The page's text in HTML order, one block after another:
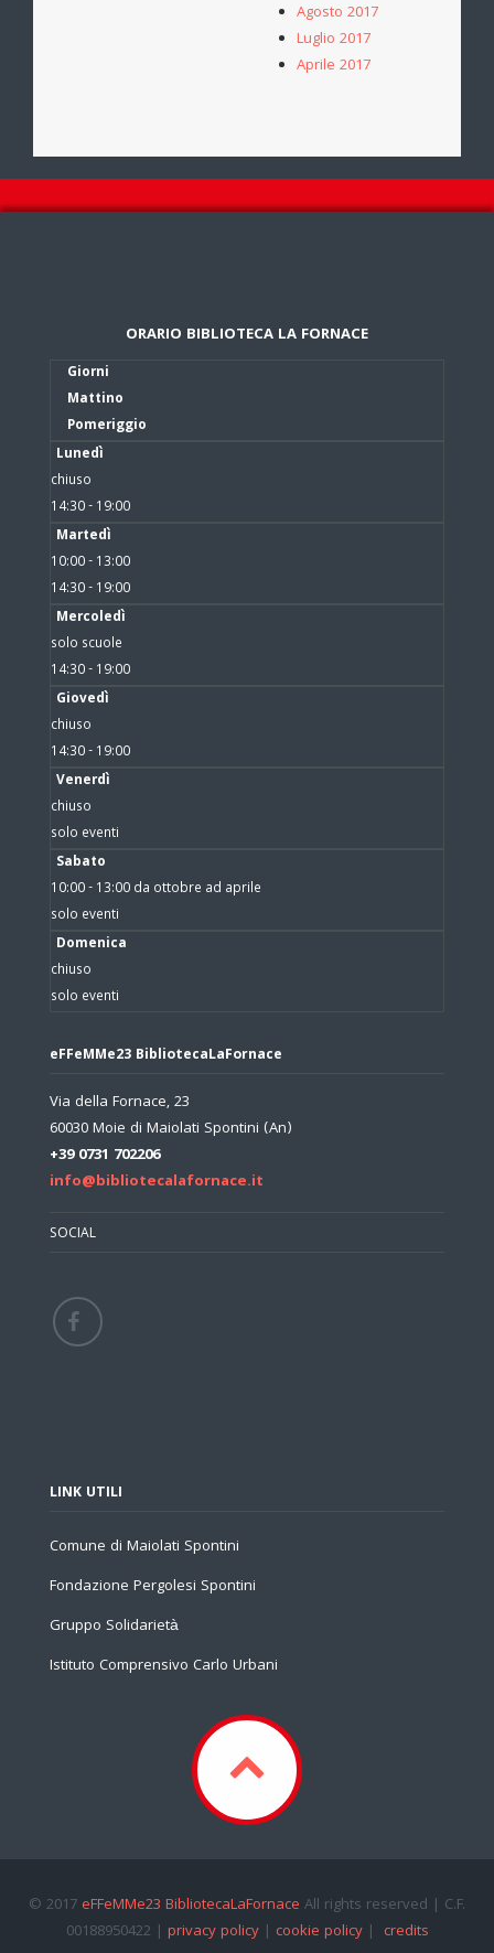
Agosto 2017
Luglio 2017
Aprile 2017
ORARIO BIBLIOTECA LA FORNACE
Giorni
Mattino
Pomeriggio
Lunedì
chiuso
14:30 - 19:00
Martedì
10:00 - 13:00
14:30 - 19:00
Mercoledì
solo scuole
14:30 - 19:00
Giovedì
chiuso
14:30 - 19:00
Venerdì
chiuso
solo eventi
Sabato
10:00 - 13:00 da ottobre ad aprile
solo eventi
Domenica
chiuso
solo eventi
eFFeMMe23 BibliotecaLaFornace
Via della Fornace, 23
60030 Moie di Maiolati Spontini (An)
+39 0731 702206
info@bibliotecalafornace.it
SOCIAL
LINK UTILI
Comune di Maiolati Spontini
Fondazione Pergolesi Spontini
Gruppo Solidarietà
Istituto Comprensivo Carlo Urbani
© 2017 eFFeMMe23 BibliotecaLaFornace All rights reserved | C.F.
00188950422 | privacy policy| cookie policy| credits